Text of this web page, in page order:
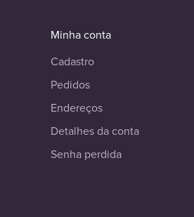
Minha conta
Cadastro
Pedidos
Endereços
Detalhes da conta
Senha perdida